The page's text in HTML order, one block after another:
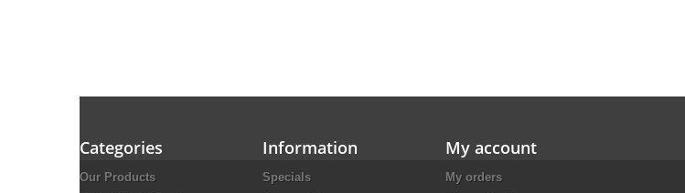
Categories
Our Products
Information
Specials
My account
My orders